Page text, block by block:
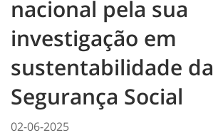
nacional pela sua
investigação em
sustentabilidade da
Segurança Social
02-06-2025